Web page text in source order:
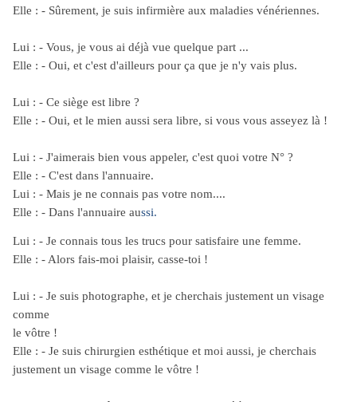
Elle : - Sûrement, je suis infirmière aux maladies vénériennes.
Lui : - Vous, je vous ai déjà vue quelque part ...
Elle : - Oui, et c'est d'ailleurs pour ça que je n'y vais plus.
Lui : - Ce siège est libre ?
Elle : - Oui, et le mien aussi sera libre, si vous vous asseyez là !
Lui : - J'aimerais bien vous appeler, c'est quoi votre N° ?
Elle : - C'est dans l'annuaire.
Lui : - Mais je ne connais pas votre nom....
Elle : - Dans l'annuaire aussi.
Lui : - Je connais tous les trucs pour satisfaire une femme.
Elle : - Alors fais-moi plaisir, casse-toi !
Lui : - Je suis photographe, et je cherchais justement un visage
comme
le vôtre !
Elle : - Je suis chirurgien esthétique et moi aussi, je cherchais
justement un visage comme le vôtre !